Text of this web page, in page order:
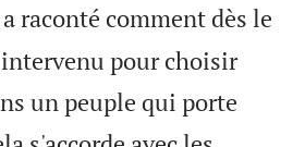
raconté comment dès le
pour choisir
un peuple qui porte